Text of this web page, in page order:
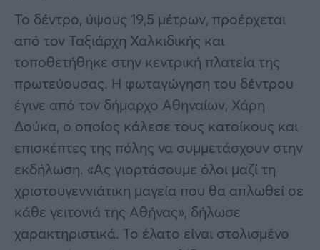
Το δέντρο, ύψους 19,5 μέτρων, προέρχεται
από τον Ταξιάρχη Χαλκιδικής και
τοποθετήθηκε στην κεντρική πλατεία της
πρωτεύουσας. Η φωταγώγηση του δέντρου
έγινε από τον δήμαρχο Αθηναίων, Χάρη
Δούκα, ο οποίος κάλεσε τους κατοίκους και
επισκέπτες της πόλης να συμμετάσχουν στην
εκδήλωση. «Ας γιορτάσουμε όλοι μαζί τη
χριστουγεννιάτικη μαγεία που θα απλωθεί σε
κάθε γειτονιά της Αθήνας», δήλωσε
χαρακτηριστικά. Το έλατο είναι στολισμένο